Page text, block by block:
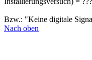
Bzw.: "Keine digitale
Nach oben